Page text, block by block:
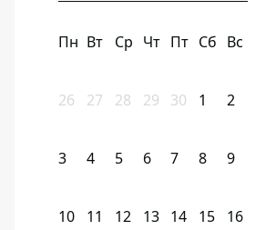
Пн Вт Ср Чт Пт Сб Вс
26 27 28 29 30 1 2
3 4 5 6 7 8 9
10 11 12 13 14 15 16